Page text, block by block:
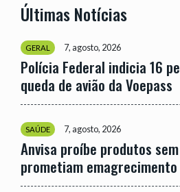
Últimas Notícias
GERAL 7, agosto, 2026
Polícia Federal indicia 16
queda de avião da Voepass
SAÚDE 7, agosto, 2026
Anvisa proíbe produtos
prometiam emagrecimento